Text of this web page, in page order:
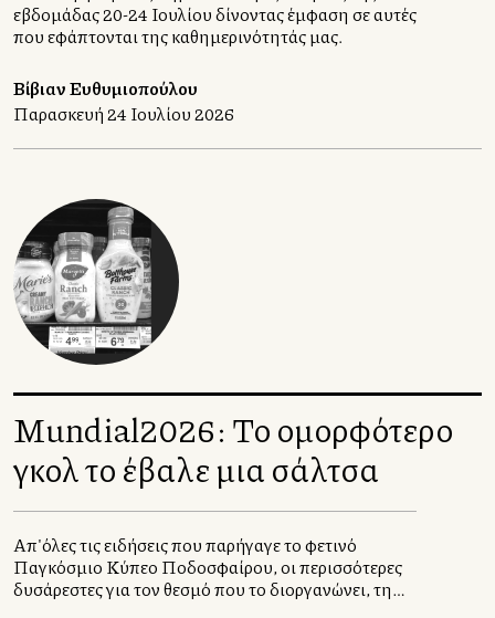
εβδομάδας 20-24 Ιουλίου δίνοντας έμφαση σε αυτές
που εφάπτονται της καθημερινότητάς μας.
Βίβιαν Ευθυμιοπούλου
Παρασκευή 24 Ιουλίου 2026
Mundial2026: Το ομορφότερο
γκολ το έβαλε μια σάλτσα
Απ'όλες τις ειδήσεις που παρήγαγε το φετινό
Παγκόσμιο Κύπελλο Ποδοσφαίρου, οι περισσότερες
δυσάρεστες για τον θεσμό που το διοργανώνει, τη